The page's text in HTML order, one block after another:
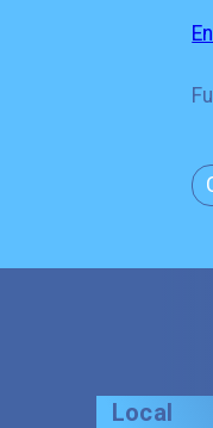
Local